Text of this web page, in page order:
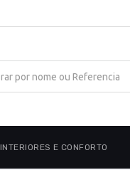
INTERIORES E CONFORTO